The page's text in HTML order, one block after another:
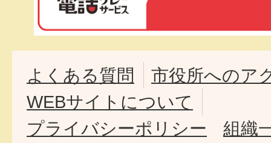
よくある質問
市役所へのア
WEBサイトについて
プライバシーポリシー
組織